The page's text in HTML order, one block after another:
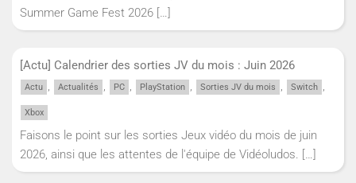
Summer Game Fest 2026 […]
[Actu] Calendrier des sorties JV du mois : Juin 2026
Actu , Actualités , PC , PlayStation , Sorties JV du mois , Switch ,
Xbox
Faisons le point sur les sorties Jeux vidéo du mois de juin
2026, ainsi que les attentes de l'équipe de Vidéoludos. […]